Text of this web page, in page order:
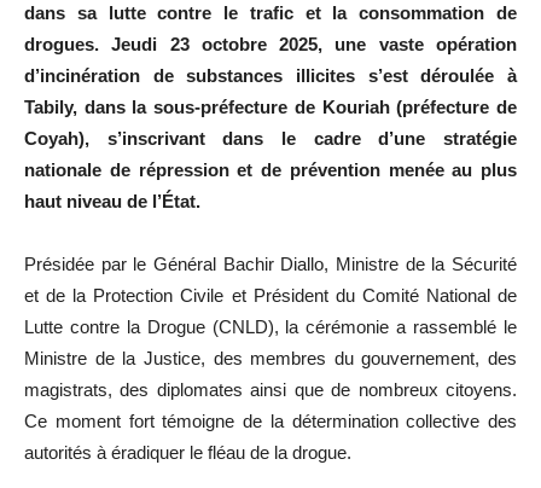
dans sa lutte contre le trafic et la consommation de
drogues. Jeudi 23 octobre 2025, une vaste opération
d’incinération de substances illicites s’est déroulée à
Tabily, dans la sous-préfecture de Kouriah (préfecture de
Coyah), s’inscrivant dans le cadre d’une stratégie
nationale de répression et de prévention menée au plus
haut niveau de l’État.
Présidée par le Général Bachir Diallo, Ministre de la Sécurité
et de la Protection Civile et Président du Comité National de
Lutte contre la Drogue (CNLD), la cérémonie a rassemblé le
Ministre de la Justice, des membres du gouvernement, des
magistrats, des diplomates ainsi que de nombreux citoyens.
Ce moment fort témoigne de la détermination collective des
autorités à éradiquer le fléau de la drogue.